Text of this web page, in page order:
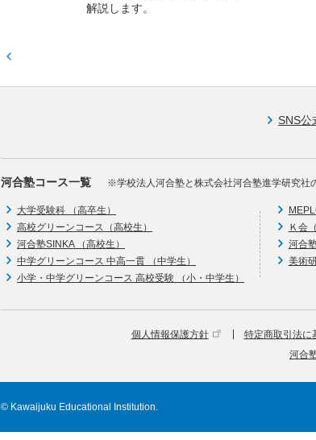
解説します。
SNS公
河合塾コース一覧 ※学校法人河合塾と株式会社河合塾進学研究社
大学受験科 （高卒生）
高校グリーンコース（高校生）
河合塾SINKA （高校生）
中学グリーンコース 中高一貫 （中学生）
小学・中学グリーンコース 高校受験 （小・中学生）
Ｋ会
河合
美術
個人情報保護方針 特定商取引法に
河合
© Kawaijuku Educational Institution.